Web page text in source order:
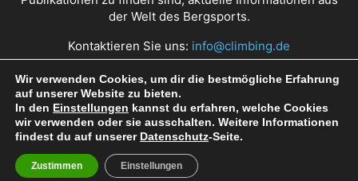
der Welt des Bergsports.
Kontaktieren Sie uns: info@climbing.de
Über Climbing.de RSS Feed Mediadaten
Nutzungsbedingungen Datenschutz Impressum
© Copyright 1998 - 2022 Climbing.de by Martin Joisten
Wir verwenden Cookies, um dir die bestmögliche Erfahrung
auf unserer Website zu bieten.
In den Einstellungen kannst du erfahren, welche Cookies
wir verwenden oder sie ausschalten. Weitere Informationen
findest du auf unserer Datenschutz-Seite.
Zustimmen Einstellungen